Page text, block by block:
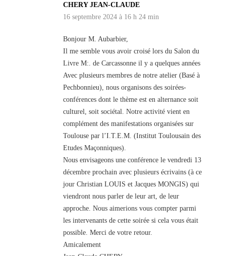
CHERY JEAN-CLAUDE
16 septembre 2024 à 16 h 24 min
Bonjour M. Aubarbier,
Il me semble vous avoir croisé lors du Salon du
Livre M:. de Carcassonne il y a quelques années
Avec plusieurs membres de notre atelier (Basé à
Pechbonnieu), nous organisons des soirées-
conférences dont le thème est en alternance soit
culturel, soit sociétal. Notre activité vient en
complément des manifestations organisées sur
Toulouse par l’I.T.E.M. (Institut Toulousain des
Etudes Maçonniques).
Nous envisageons une conférence le vendredi 13
décembre prochain avec plusieurs écrivains (à ce
jour Christian LOUIS et Jacques MONGIS) qui
viendront nous parler de leur art, de leur
approche. Nous aimerions vous compter parmi
les intervenants de cette soirée si cela vous était
possible. Merci de votre retour.
Amicalement